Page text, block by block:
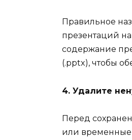
Правильное
презентаций
содержание
(.pptx), чтобы
4. Удалите
Перед
или временные